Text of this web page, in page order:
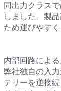
同出力クラス
しました。製
ため運びやす
内部回路によ
弊社独自の入
テリーを逆接